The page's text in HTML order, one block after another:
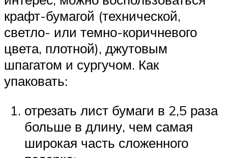
крафт-бумагой (технической,
светло- или темно-коричневого
цвета, плотной), джутовым
шпагатом и сургучом. Как
упаковать:
отрезать лист бумаги в 2,5 раза
больше в длину, чем самая
широкая часть сложенного